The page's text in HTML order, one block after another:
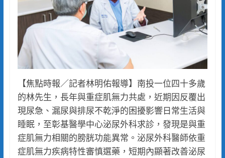
【焦點時報／記者林明佑報導】南投一位四十多歲
的林先生，長年與重症肌無力共處，近期因反覆出
現尿急、漏尿與排尿不乾淨的困擾影響日常生活與
睡眠，至彰基醫學中心泌尿外科求診，發現是與重
症肌無力相關的膀胱功能異常。泌尿外科醫師依重
症肌無力疾病特性審慎選藥，短期內顯著改善泌尿